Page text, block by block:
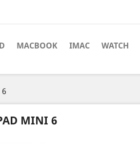
MACBOOK IMAC WATCH
MINI 6